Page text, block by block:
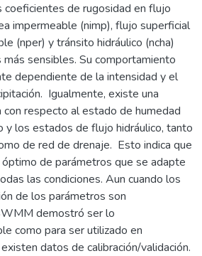
de rugosidad en flujo
impermeable (nimp), flujo superficial
(nper) y tránsito hidráulico (ncha)
sensibles. Su comportamiento
dependiente de la intensidad y el
Igualmente, existe una
con respecto al estado de humedad
y los estados de flujo hidráulico, tanto
de red de drenaje. Esto indica que
de parámetros que se adapte
las condiciones. Aun cuando los
de los parámetros son
demostró ser lo
como para ser utilizado en
datos de calibración/validación.